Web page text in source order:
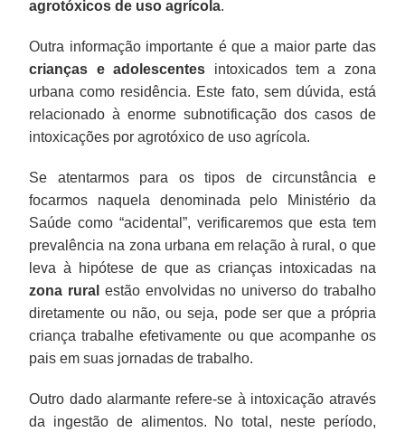
agrotóxicos de uso agrícola.
Outra informação importante é que a maior parte das
crianças e adolescentes intoxicados tem a zona
urbana como residência. Este fato, sem dúvida, está
relacionado à enorme subnotificação dos casos de
intoxicações por agrotóxico de uso agrícola.
Se atentarmos para os tipos de circunstância e
focarmos naquela denominada pelo Ministério da
Saúde como “acidental”, verificaremos que esta tem
prevalência na zona urbana em relação à rural, o que
leva à hipótese de que as crianças intoxicadas na
zona rural estão envolvidas no universo do trabalho
diretamente ou não, ou seja, pode ser que a própria
criança trabalhe efetivamente ou que acompanhe os
pais em suas jornadas de trabalho.
Outro dado alarmante refere-se à intoxicação através
da ingestão de alimentos. No total, neste período,